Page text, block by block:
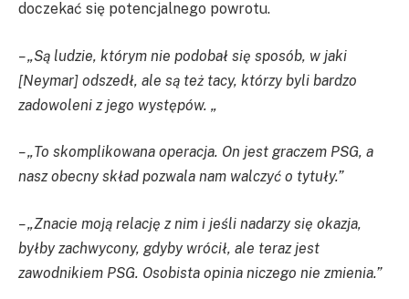
doczekać się potencjalnego powrotu.
– „Są ludzie, którym nie podobał się sposób, w jaki
[Neymar] odszedł, ale są też tacy, którzy byli bardzo
zadowoleni z jego występów. „
– „To skomplikowana operacja. On jest graczem PSG, a
nasz obecny skład pozwala nam walczyć o tytuły.”
– „Znacie moją relację z nim i jeśli nadarzy się okazja,
byłby zachwycony, gdyby wrócił, ale teraz jest
zawodnikiem PSG. Osobista opinia niczego nie zmienia.”